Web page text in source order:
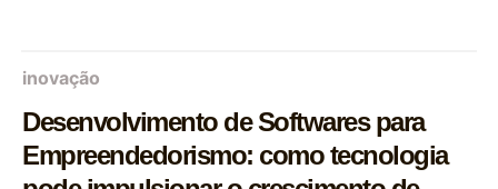
inovação
Desenvolvimento de Softwares para
Empreendedorismo: como tecnologia